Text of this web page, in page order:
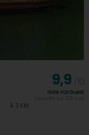
À 3 KM
9,9
Note FairGuest